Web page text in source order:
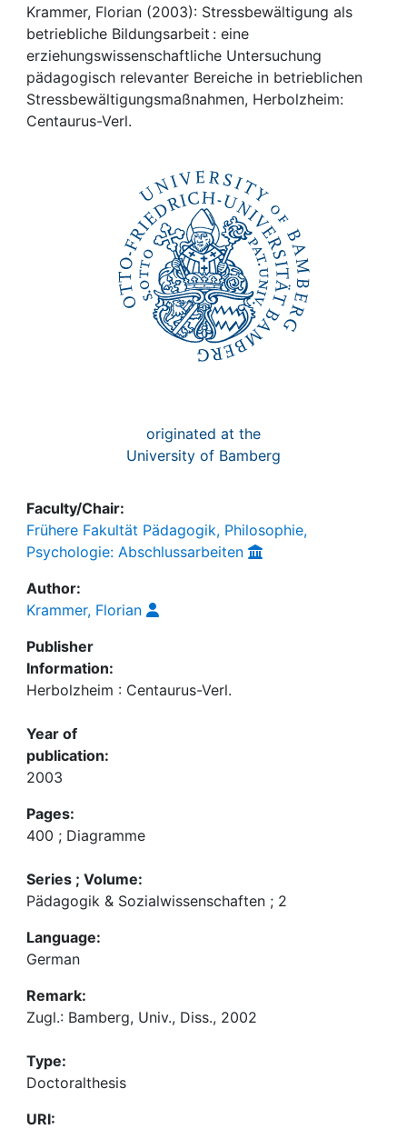
Krammer, Florian (2003): Stressbewältigung als
betriebliche Bildungsarbeit : eine
erziehungswissenschaftliche Untersuchung
pädagogisch relevanter Bereiche in betrieblichen
Stressbewältigungsmaßnahmen, Herbolzheim:
Centaurus-Verl.
originated at the
University of Bamberg
Faculty/Chair:
Frühere Fakultät Pädagogik, Philosophie,
Psychologie: Abschlussarbeiten
Author:
Krammer, Florian
Publisher
Information:
Herbolzheim : Centaurus-Verl.
Year of
publication:
2003
Pages:
400 ; Diagramme
Series ; Volume:
Pädagogik & Sozialwissenschaften ; 2
Language:
German
Remark:
Zugl.: Bamberg, Univ., Diss., 2002
Type:
Doctoralthesis
URI: